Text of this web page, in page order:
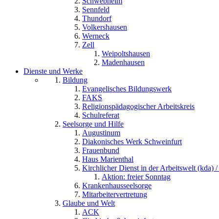
Sennfeld
Thundorf
Volkershausen
Werneck
Zell
Weipoltshausen
Madenhausen
Dienste und Werke
Bildung
Evangelisches Bildungswerk
FAKS
Religionspädagogischer Arbeitskreis
Schulreferat
Seelsorge und Hilfe
Augustinum
Diakonisches Werk Schweinfurt
Frauenbund
Haus Marienthal
Kirchlicher Dienst in der Arbeitswelt (kda) /
Aktion: freier Sonntag
Krankenhausseelsorge
Mitarbeitervertretung
Glaube und Welt
ACK